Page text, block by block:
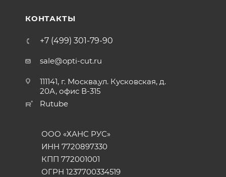
КОНТАКТЫ
+7 (499) 301-79-90
sale@opti-cut.ru
111141, г. Москва,ул. Кусковская, д.
20А, офис В-315
Rutube
ООО «ХАНС РУС»
ИНН 7720897330
КПП 772001001
ОГРН 1237700334519